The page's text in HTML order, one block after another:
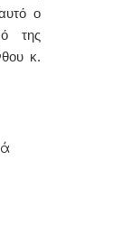
ο
της
κ.